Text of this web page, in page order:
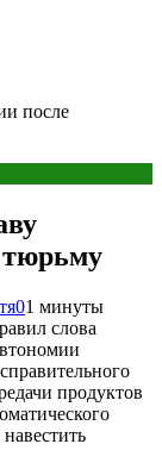
после
тюрьму
01 минуты
слова
продуктов